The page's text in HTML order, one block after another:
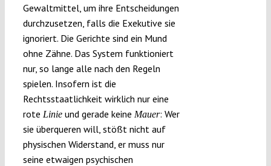
Gewaltmittel, um ihre Entscheidungen
durchzusetzen, falls die Exekutive sie
ignoriert. Die Gerichte sind ein Mund
ohne Zähne. Das System funktioniert
nur, so lange alle nach den Regeln
spielen. Insofern ist die
Rechtsstaatlichkeit wirklich nur eine
rote Linieund gerade keine Mauer: Wer
sie überqueren will, stößt nicht auf
physischen Widerstand, er muss nur
seine etwaigen psychischen